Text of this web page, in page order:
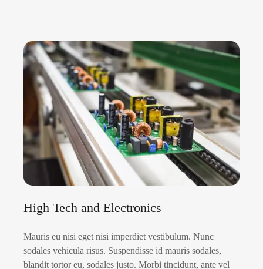
High Tech and Electronics
Mauris eu nisi eget nisi imperdiet vestibulum. Nunc
sodales vehicula risus. Suspendisse id mauris sodales,
blandit tortor eu, sodales justo. Morbi tincidunt, ante vel